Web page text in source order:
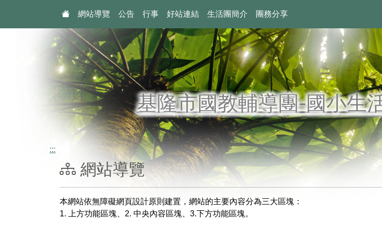
網站導覽 公告 行事 好站連結 生活團簡介 團務分享
基隆市國教輔導團-國小生
:::
網站導覽
本網站依無障礙網頁設計原則建置，網站的主要內容分為三大區塊：
1. 上方功能區塊、2. 中央內容區塊、3.下方功能區塊。